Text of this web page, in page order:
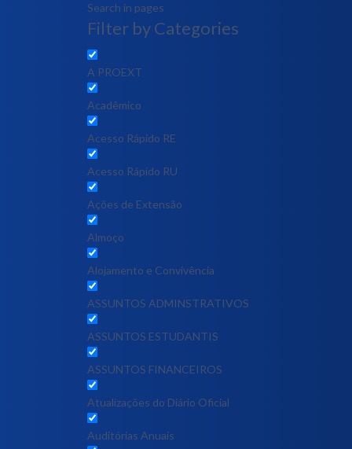
Search in pages
Filter by Categories
A PROEXT
Acadêmico
Acesso Rápido RE
Acesso Rápido RU
Ações de Extensão
Almoço
Alojamento e Convivência
ASSUNTOS ADMINSTRATIVOS
ASSUNTOS ESTUDANTIS
ASSUNTOS FINANCEIROS
Atualizações do Diário Oficial
Auditórias Anuais